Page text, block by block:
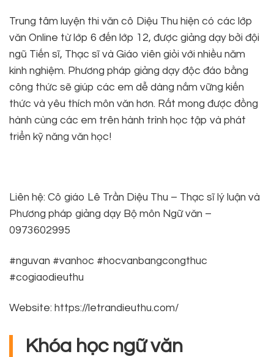
Trung tâm luyện thi văn cô Diệu Thu hiện có các lớp
văn Online từ lớp 6 đến lớp 12, được giảng dạy bởi đội
ngũ Tiến sĩ, Thạc sĩ và Giáo viên giỏi với nhiều năm
kinh nghiệm. Phương pháp giảng dạy độc đáo bằng
công thức sẽ giúp các em dễ dàng nắm vững kiến
thức và yêu thích môn văn hơn. Rất mong được đồng
hành cùng các em trên hành trình học tập và phát
triển kỹ năng văn học!
Liên hệ: Cô giáo Lê Trần Diệu Thu – Thạc sĩ lý luận và
Phương pháp giảng dạy Bộ môn Ngữ văn –
0973602995
#nguvan #vanhoc #hocvanbangcongthuc
#cogiaodieuthu
Website: https://letrandieuthu.com/
Khóa học ngữ văn